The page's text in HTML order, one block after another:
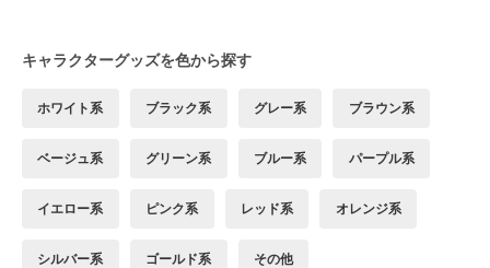
キャラクターグッズを色から探す
ホワイト系 ブラック系 グレー系 ブラウン系
ベージュ系 グリーン系 ブルー系 パープル系
イエロー系 ピンク系 レッド系 オレンジ系
シルバー系 ゴールド系 その他